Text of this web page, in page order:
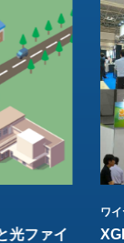
光ファイ
ワ